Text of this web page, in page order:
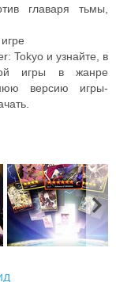
главаря тьмы,
Tokyo и узнайте, в
игры в жанре
версию игры-